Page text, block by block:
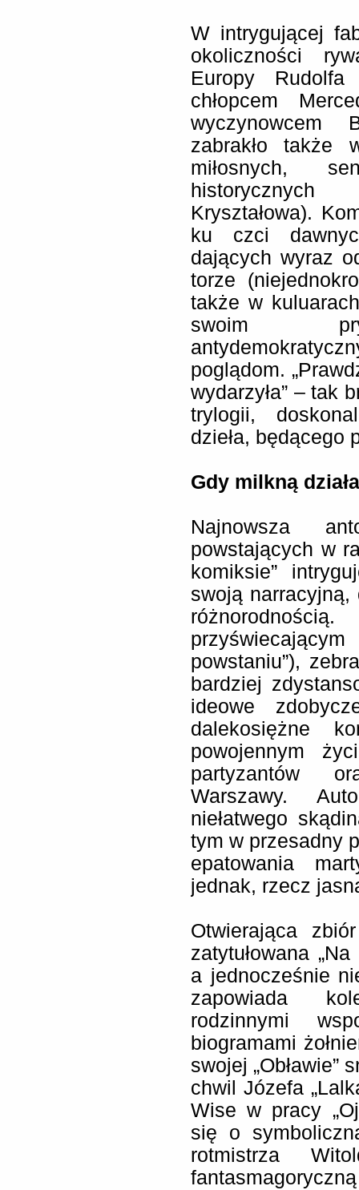
W intrygującej
okoliczności
Europy Rudolfa
chłopcem
wyczynowcem
zabrakło także
miłosnych,
Kryształowa).
ku czci
dających wyraz
torze
także w
swoim
poglądom.
wydarzyła” – tak
trylogii,
dzieła, będącego
Gdy milkną działa
Najnowsza
powstających w
komiksie”
swoją narracyjną,
powstaniu”),
bardziej
ideowe
dalekosiężne
powojennym
partyzantów
Warszawy.
niełatwego
tym w przesadny
epatowania
jednak, rzecz
Otwierająca
zatytułowana
a jednocześnie
zapowiada
rodzinnymi
biogramami
swojej „Obławie”
chwil Józefa
Wise w pracy
się o
rotmistrza